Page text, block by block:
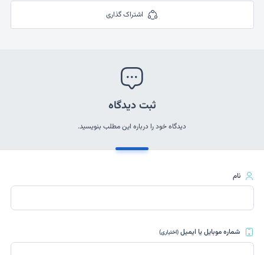
اشتراک گذاری
ثبت دیدگاه
دیدگاه خود را درباره این مطلب بنویسید.
نام
شماره موبایل یا ایمیل(اختیاری)